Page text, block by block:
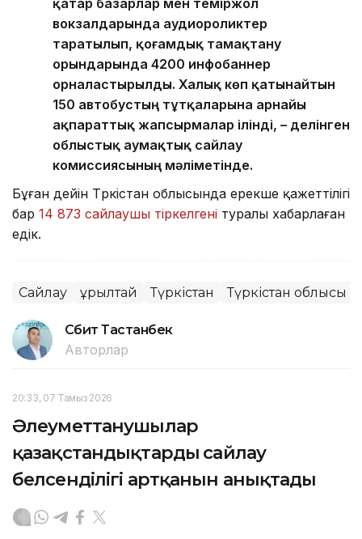
қатар базарлар мен теміржол
вокзалдарында аудиороликтер
таратылып, қоғамдық тамақтану
орындарында 4200 инфобаннер
орналастырылды. Халық көп қатынайтын
150 автобустың тұтқаларына арнайы
ақпараттық жапсырмалар ілінді, – делінген
облыстық аумақтық сайлау
комиссиясының мәліметінде.
Бұған дейін Түркістан облысында ерекше қажеттілігі
бар 14 873 сайлаушы тіркелгені туралы хабарлаған
едік.
Сайлау Құрылтай Түркістан Түркістан облысы
Сәбит Тастанбек
Авторлар
20:33, 07 Тамыз 2026
Әлеуметтанушылар
қазақстандықтардың сайлау
белсенділігі артқанын анықтады